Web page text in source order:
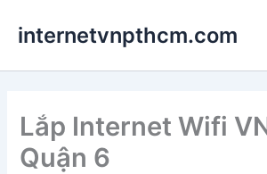
dung
internetvnpthcm.com
Lắp Internet Wifi
Quận 6